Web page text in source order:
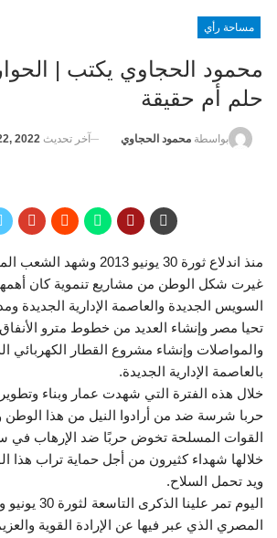
مساحة رأي
محمود الحجاوي يكتب |
حلم أم حقيقة
بواسطة محمود الحجاوي آخر تحديث 2022
منذ اندلاع ثورة 30 يونيو
غيرت شكل الوطن من مشاريع تنموية كان
السويس الجديدة والعاصمة الإدارية الجديدة
تحيا مصر وإنشاء العديد من خطوط مترو
والمواصلات وإنشاء مشروع القطار الكهربائي
بالعاصمة الإدارية الجديدة.
خلال هذه الفترة التي شهدت عمار وبناء
حربا شرسة ضد من أرادوا النيل من هذا الوطن
القوات المسلحة تخوض حربًا ضد الإرهاب في
خلالها شهداء كثيرون من أجل حماية تراب هذا
ويد تحمل السلاح.
اليوم تمر
المصري الذي عبر فيها عن الإرادة القوية